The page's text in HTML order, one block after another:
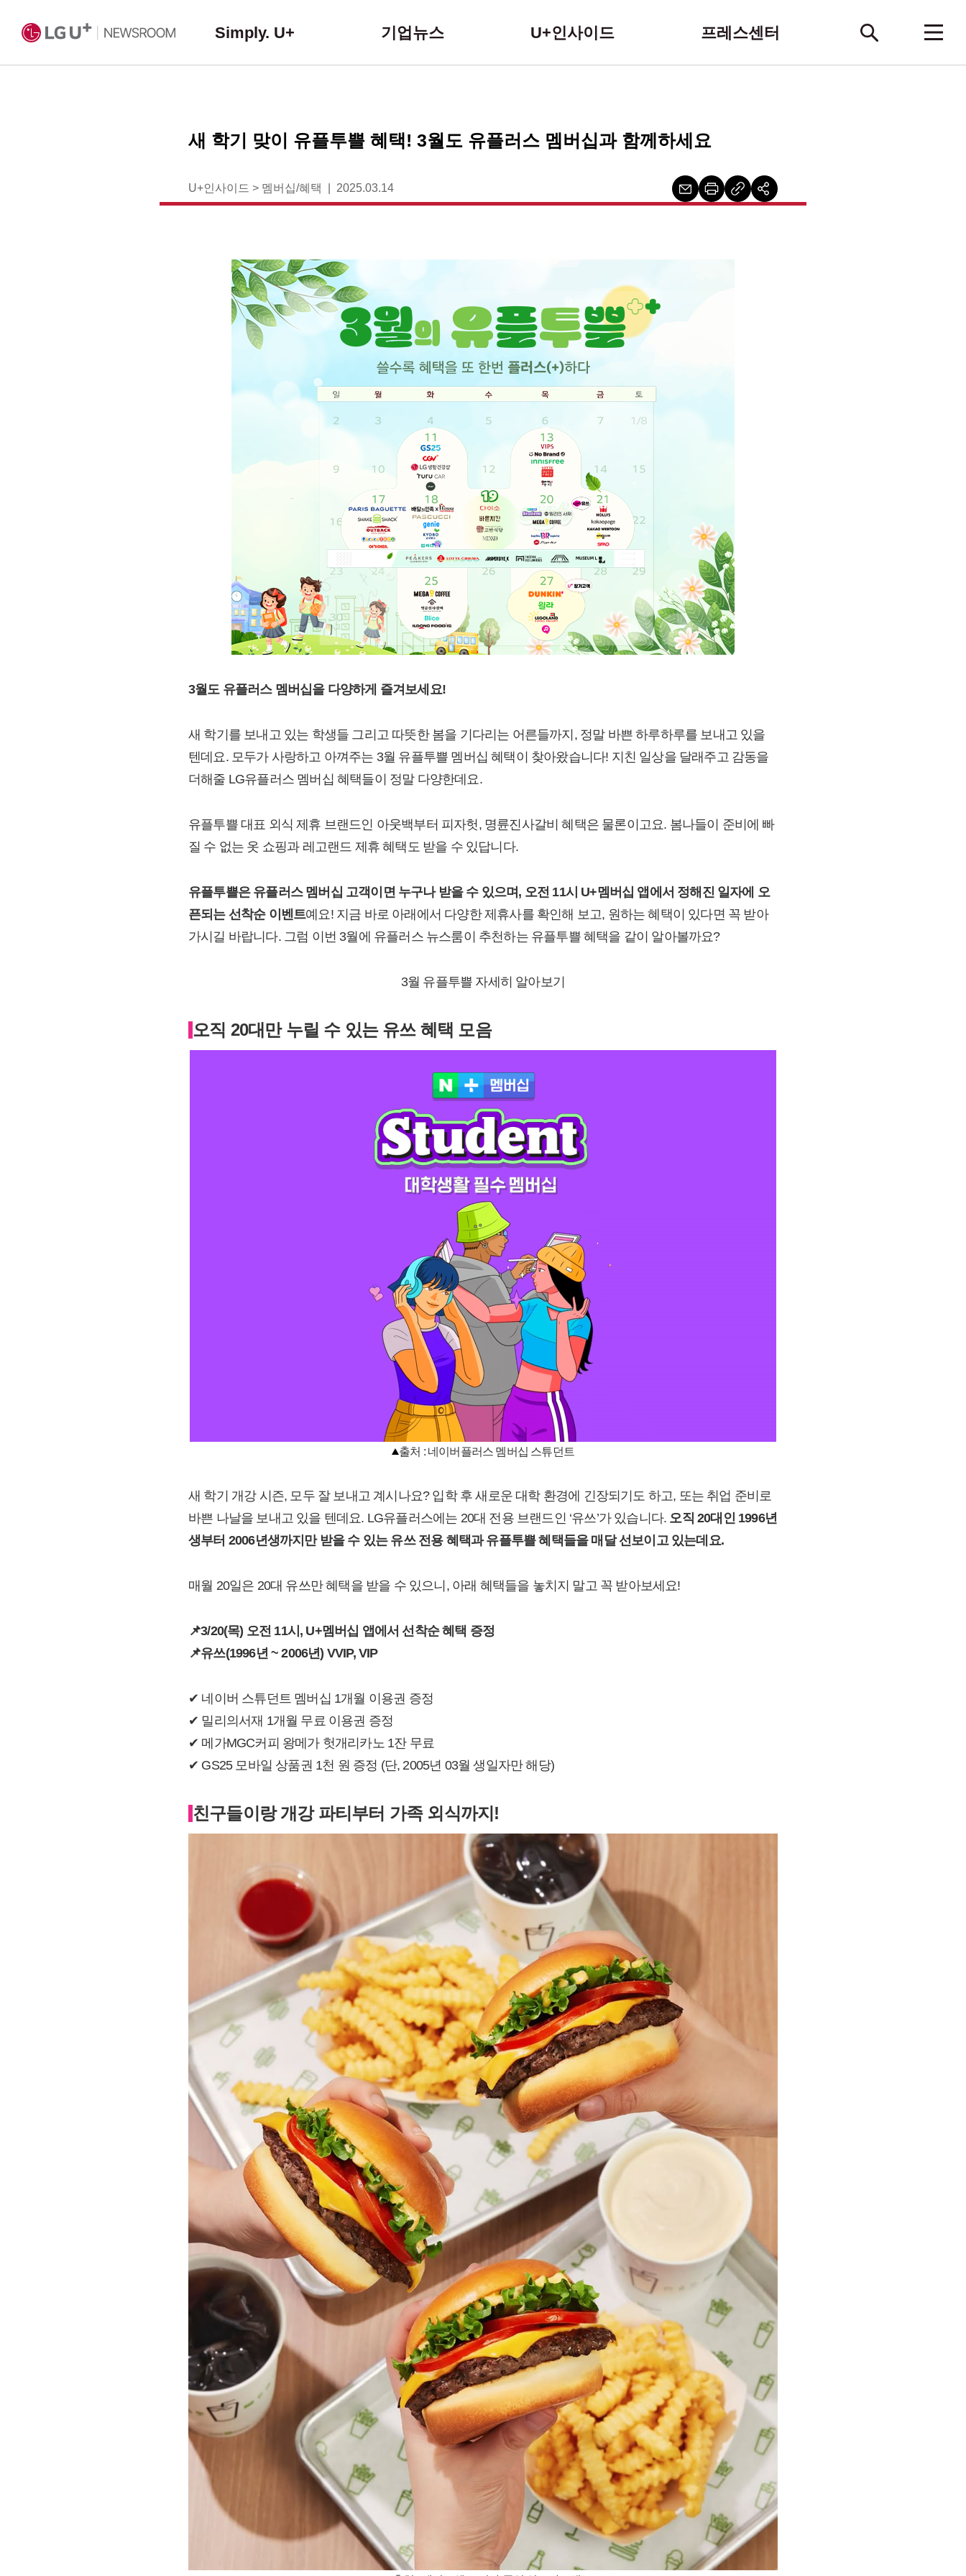
Simply. U+ 기업뉴스 U+인사이드 프레스센터
새 학기 맞이 유플투쁠 혜택! 3월도 유플러스 멤버십과 함께하세요
U+인사이드 > 멤버십/혜택 2025.03.14
3월도 유플러스 멤버십을 다양하게 즐겨보세요!
새 학기를 보내고 있는 학생들 그리고 따뜻한 봄을 기다리는 어른들까지, 정말 바쁜 하루하루를 보내고 있을
텐데요. 모두가 사랑하고 아껴주는 3월 유플투쁠 멤버십 혜택이 찾아왔습니다! 지친 일상을 달래주고 감동을
더해줄 LG유플러스 멤버십 혜택들이 정말 다양한데요.
유플투쁠 대표 외식 제휴 브랜드인 아웃백부터 피자헛, 명륜진사갈비 혜택은 물론이고요. 봄나들이 준비에 빠
질 수 없는 옷 쇼핑과 레고랜드 제휴 혜택도 받을 수 있답니다.
유플투쁠은 유플러스 멤버십 고객이면 누구나 받을 수 있으며, 오전 11시 U+멤버십 앱에서 정해진 일자에 오
픈되는 선착순 이벤트예요! 지금 바로 아래에서 다양한 제휴사를 확인해 보고, 원하는 혜택이 있다면 꼭 받아
가시길 바랍니다. 그럼 이번 3월에 유플러스 뉴스룸이 추천하는 유플투쁠 혜택을 같이 알아볼까요?
3월 유플투쁠 자세히 알아보기
오직 20대만 누릴 수 있는 유쓰 혜택 모음
출처 : 네이버플러스 멤버십 스튜던트
새 학기 개강 시즌, 모두 잘 보내고 계시나요? 입학 후 새로운 대학 환경에 긴장되기도 하고, 또는 취업 준비로
바쁜 나날을 보내고 있을 텐데요. LG유플러스에는 20대 전용 브랜드인 ‘유쓰’가 있습니다. 오직 20대인 1996년
생부터 2006년생까지만 받을 수 있는 유쓰 전용 혜택과 유플투쁠 혜택들을 매달 선보이고 있는데요.
매월 20일은 20대 유쓰만 혜택을 받을 수 있으니, 아래 혜택들을 놓치지 말고 꼭 받아보세요!
📌3/20(목) 오전 11시, U+멤버십 앱에서 선착순 혜택 증정
📌유쓰(1996년 ~ 2006년) VVIP, VIP
✔ 네이버 스튜던트 멤버십 1개월 이용권 증정
✔ 밀리의서재 1개월 무료 이용권 증정
✔ 메가MGC커피 왕메가 헛개리카노 1잔 무료
✔ GS25 모바일 상품권 1천 원 증정 (단, 2005년 03월 생일자만 해당)
친구들이랑 개강 파티부터 가족 외식까지!